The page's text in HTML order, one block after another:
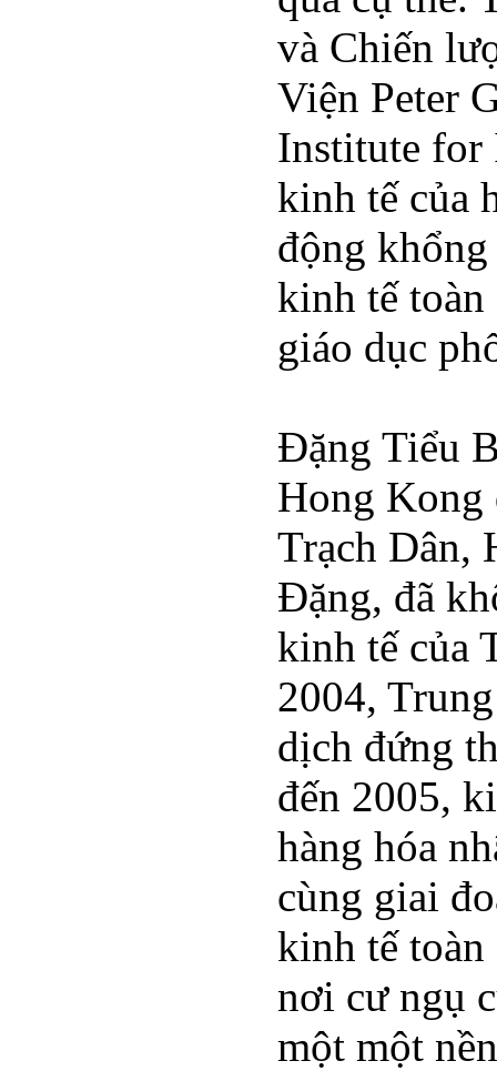
và Chiến
Viện Peter
Institute for
kinh tế của
động
kinh tế
giáo dục
Đặng Tiểu
Hong Kong
Trạch Dân,
Đặng, đã
kinh tế của
2004,
dịch đứng
đến 2005,
hàng hóa
cùng giai
kinh tế
nơi cư ngụ
một một